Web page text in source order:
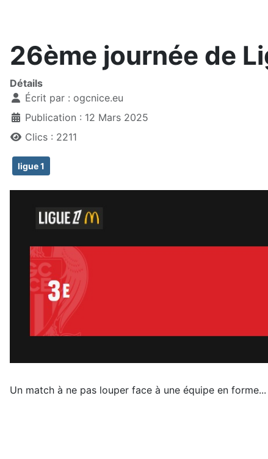
26ème journée de
Détails
Écrit par : ogcnice.eu
Publication : 12 Mars 2025
Clics : 2211
ligue 1
Un match à ne pas louper face à une équipe en